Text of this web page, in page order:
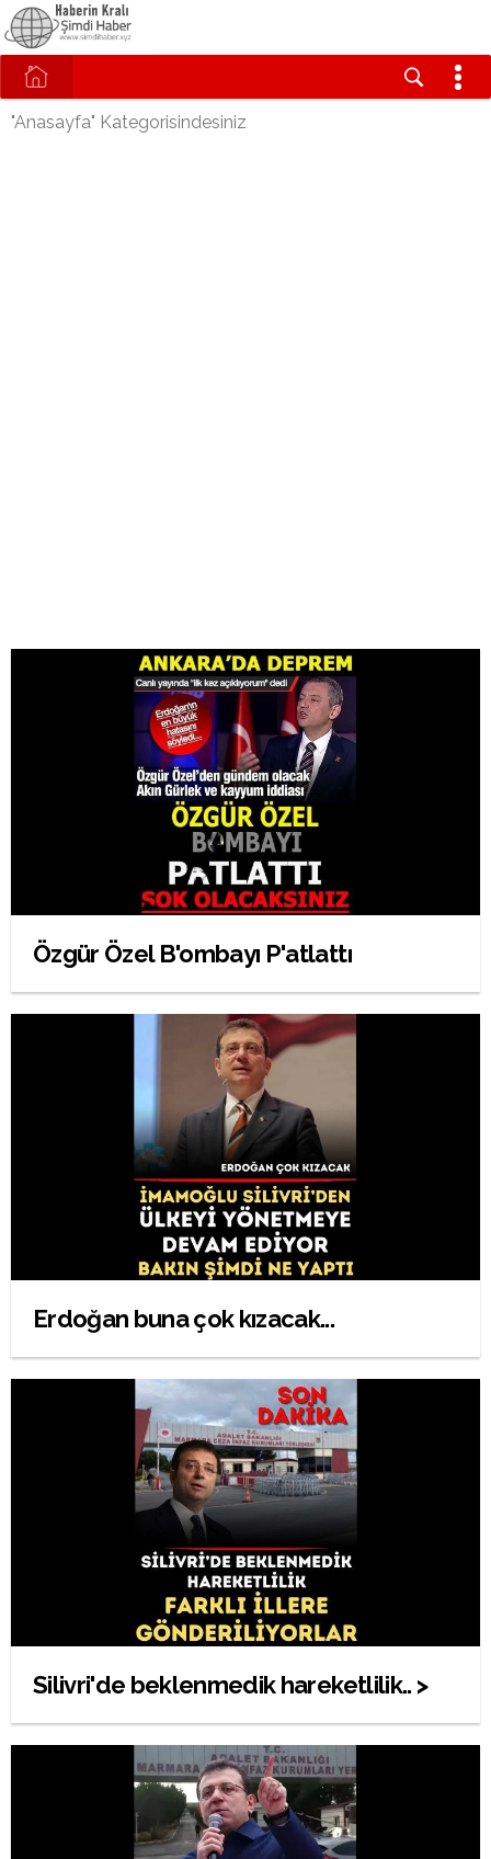
"Anasayfa" Kategorisindesiniz
Özgür Özel B'ombayı P'atlattı
Erdoğan buna çok kızacak...
Silivri'de beklenmedik hareketlilik.. >